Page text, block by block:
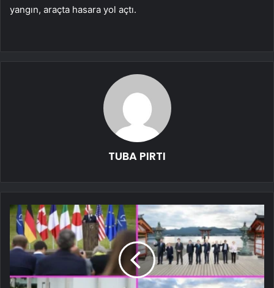
yangın, araçta hasara yol açtı.
TUBA PIRTI